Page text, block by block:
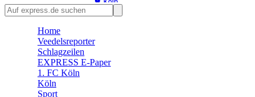
⭐ Promi
🛒 Shoppingwelt
🧩 Spiele
Home
Veedelsreporter
Schlagzeilen
EXPRESS E-Paper
1. FC Köln
Köln
Sport